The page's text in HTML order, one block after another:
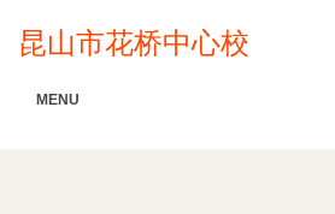
昆山市花桥中心校
MENU